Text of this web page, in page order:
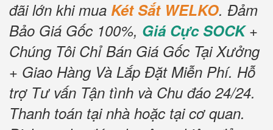
đãi lớn khi mua Két Sắt WELKO. Đảm
Bảo Giá Gốc 100%, Giá Cực SOCK+
Chúng Tôi Chỉ Bán Giá Gốc Tại Xưởng
+ Giao Hàng Và Lắp Đặt Miễn Phí. Hỗ
trợ Tư vấn Tận tình và Chu đáo 24/24.
Thanh toán tại nhà hoặc tại cơ quan.